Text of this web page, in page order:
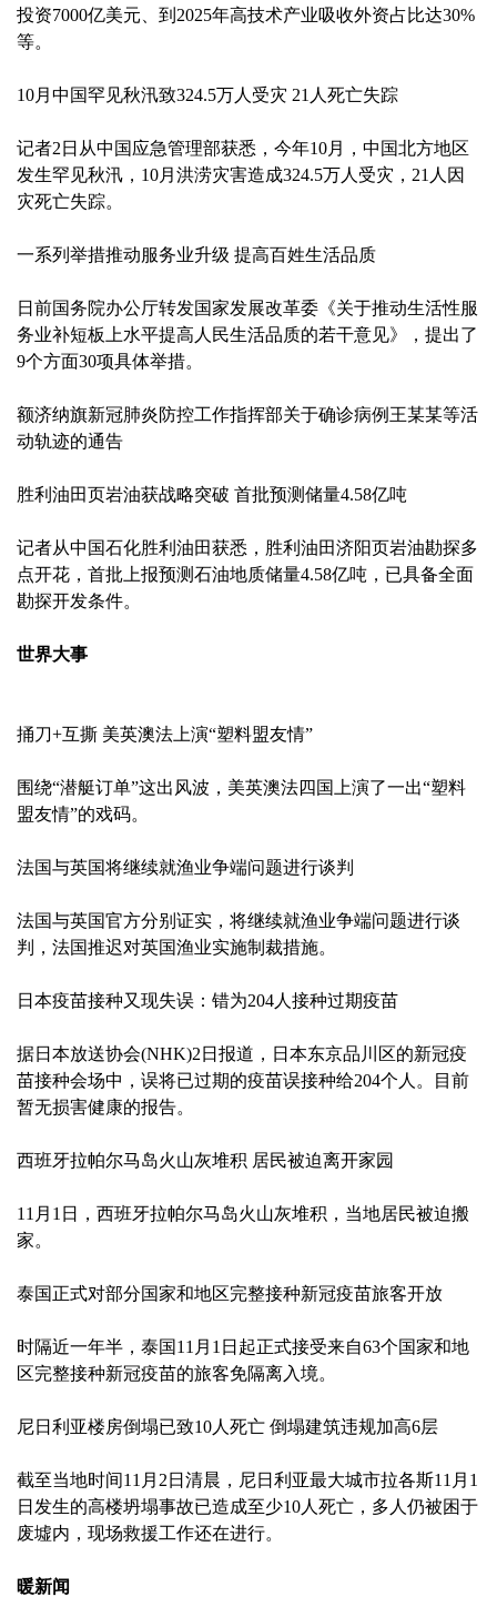
投资7000亿美元、到2025年高技术产业吸收外资占比达30%
等。
10月中国罕见秋汛致324.5万人受灾 21人死亡失踪
记者2日从中国应急管理部获悉，今年10月，中国北方地区
发生罕见秋汛，10月洪涝灾害造成324.5万人受灾，21人因
灾死亡失踪。
一系列举措推动服务业升级 提高百姓生活品质
日前国务院办公厅转发国家发展改革委《关于推动生活性服
务业补短板上水平提高人民生活品质的若干意见》，提出了
9个方面30项具体举措。
额济纳旗新冠肺炎防控工作指挥部关于确诊病例王某某等活
动轨迹的通告
胜利油田页岩油获战略突破 首批预测储量4.58亿吨
记者从中国石化胜利油田获悉，胜利油田济阳页岩油勘探多
点开花，首批上报预测石油地质储量4.58亿吨，已具备全面
勘探开发条件。
世界大事
捅刀+互撕 美英澳法上演“塑料盟友情”
围绕“潜艇订单”这出风波，美英澳法四国上演了一出“塑料
盟友情”的戏码。
法国与英国将继续就渔业争端问题进行谈判
法国与英国官方分别证实，将继续就渔业争端问题进行谈
判，法国推迟对英国渔业实施制裁措施。
日本疫苗接种又现失误：错为204人接种过期疫苗
据日本放送协会(NHK)2日报道，日本东京品川区的新冠疫
苗接种会场中，误将已过期的疫苗误接种给204个人。目前
暂无损害健康的报告。
西班牙拉帕尔马岛火山灰堆积 居民被迫离开家园
11月1日，西班牙拉帕尔马岛火山灰堆积，当地居民被迫搬
家。
泰国正式对部分国家和地区完整接种新冠疫苗旅客开放
时隔近一年半，泰国11月1日起正式接受来自63个国家和地
区完整接种新冠疫苗的旅客免隔离入境。
尼日利亚楼房倒塌已致10人死亡 倒塌建筑违规加高6层
截至当地时间11月2日清晨，尼日利亚最大城市拉各斯11月1
日发生的高楼坍塌事故已造成至少10人死亡，多人仍被困于
废墟内，现场救援工作还在进行。
暖新闻